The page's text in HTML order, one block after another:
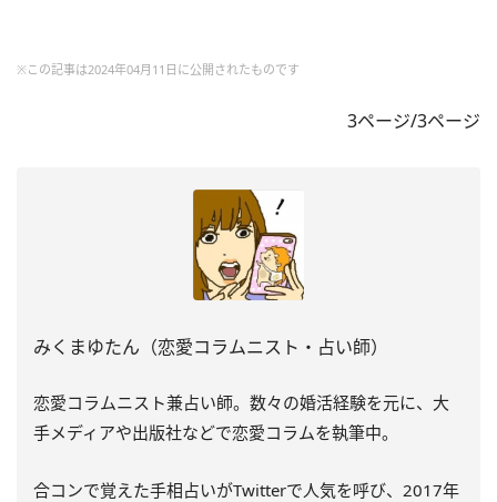
※この記事は2024年04月11日に公開されたものです
3ページ/3ページ
みくまゆたん（恋愛コラムニスト・占い師）
恋愛コラムニスト兼占い師。数々の婚活経験を元に、大
手メディアや出版社などで恋愛コラムを執筆中。
合コンで覚えた手相占いがTwitterで人気を呼び、2017年